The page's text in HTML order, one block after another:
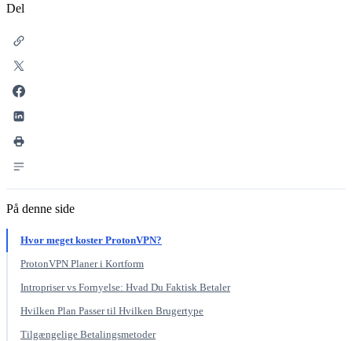
Del
På denne side
Hvor meget koster ProtonVPN?
ProtonVPN Planer i Kortform
Intropriser vs Fornyelse: Hvad Du Faktisk Betaler
Hvilken Plan Passer til Hvilken Brugertype
Tilgængelige Betalingsmetoder